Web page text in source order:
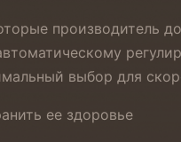
производитель
выбор для
ее здоровье